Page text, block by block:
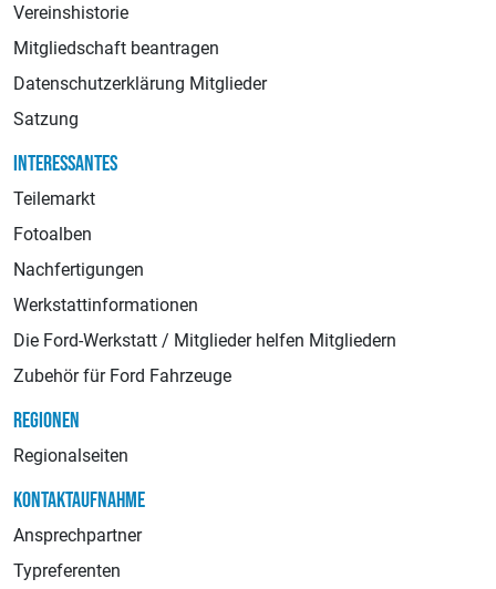
Vereinshistorie
Mitgliedschaft beantragen
Datenschutzerklärung Mitglieder
Satzung
INTERESSANTES
Teilemarkt
Fotoalben
Nachfertigungen
Werkstattinformationen
Die Ford-Werkstatt / Mitglieder helfen Mitgliedern
Zubehör für Ford Fahrzeuge
REGIONEN
Regionalseiten
KONTAKTAUFNAHME
Ansprechpartner
Typreferenten